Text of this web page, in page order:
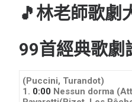
🎵林老師歌劇
99首經典歌
(Puccini, Turandot)
1. 0:00 Nessun dorma